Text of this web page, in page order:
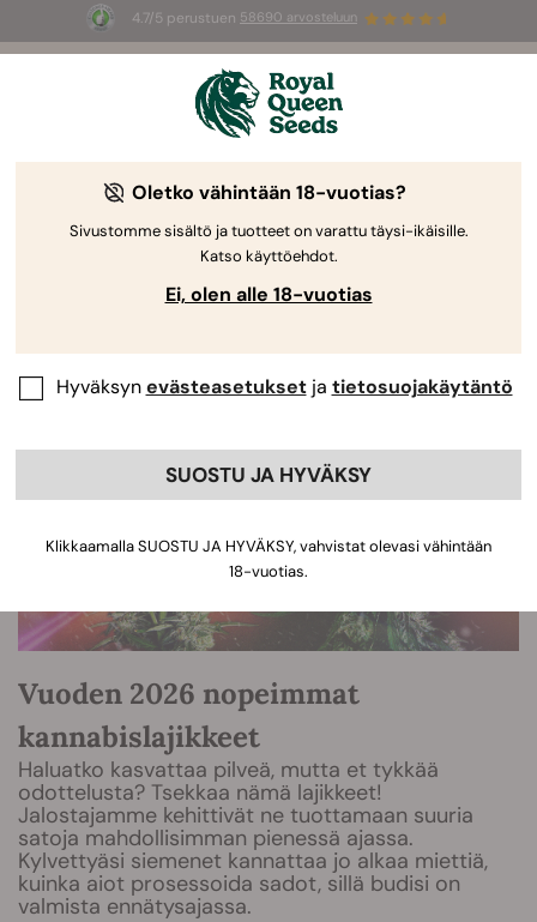
4.7/5 perustuen 58690 arvosteluun
Summer Sales: jopa –50 %
valikoiduista tuotteista! ⏤
The RQS Blog
Vuoden 2026 nopeimmat
kannabislajikkeet
Haluatko kasvattaa pilveä, mutta et tykkää
odottelusta? Tsekkaa nämä lajikkeet!
Jalostajamme kehittivät ne tuottamaan suuria
satoja mahdollisimman pienessä ajassa.
Kylvettyäsi siemenet kannattaa jo alkaa miettiä,
kuinka aiot prosessoida sadot, sillä budisi on
valmista ennätysajassa.
Oletko vähintään 18-vuotias?
Sivustomme sisältö ja tuotteet on varattu täysi-ikäisille.
Katso käyttöehdot.
Ei, olen alle 18-vuotias
Hyväksynevästeasetuksetja tietosuojakäytäntö
SUOSTU JA HYVÄKSY
Klikkaamalla SUOSTU JA HYVÄKSY, vahvistat olevasi vähintään
18-vuotias.